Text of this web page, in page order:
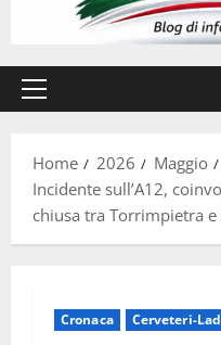
Menu
Home
2026 Maggio
Incidente sull’A12,
chiusa tra Torrimpietra e
Cronaca Cerveteri-